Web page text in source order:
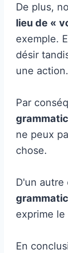
De plus,
lieu de «
exemple.
désir
une action.
Par
ne peux
chose.
D'un autre
exprime
En